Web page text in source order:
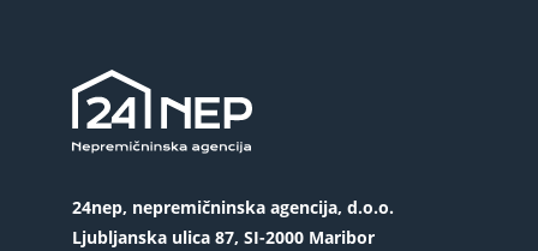
24nep, nepremičninska agencija, d.o.o.
Ljubljanska ulica 87, SI-2000 Maribor